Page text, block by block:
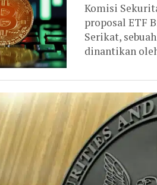
Komisi
proposal ETF
Serikat,
dinantikan